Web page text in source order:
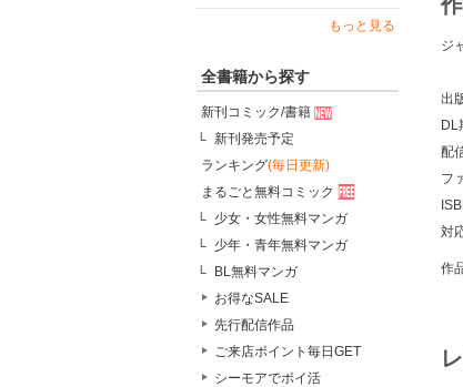
もっと見る
全書籍から探す
新刊コミック/書籍
新刊発売予定
ランキング(毎日更新)
まるごと無料コミック
少女・女性無料マンガ
少年・青年無料マンガ
BL無料マンガ
お得なSALE
先行配信作品
ご来店ポイント毎日GET
シーモアでポイ活
ジ
出
DL
配
フ
対
作